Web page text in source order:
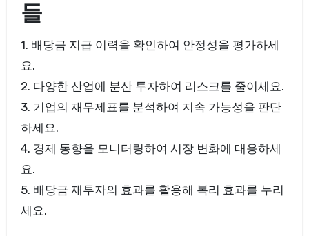
들
1. 배당금 지급 이력을 확인하여 안정성을 평가하세
요.
2. 다양한 산업에 분산 투자하여 리스크를 줄이세요.
3. 기업의 재무제표를 분석하여 지속 가능성을 판단
하세요.
4. 경제 동향을 모니터링하여 시장 변화에 대응하세
요.
5. 배당금 재투자의 효과를 활용해 복리 효과를 누리
세요.